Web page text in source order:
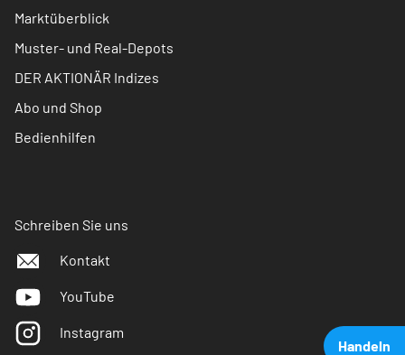
Handeln
Marktüberblick
Muster- und Real-Depots
DER AKTIONÄR Indizes
Abo und Shop
Bedienhilfen
Schreiben Sie uns
Kontakt
YouTube
Instagram